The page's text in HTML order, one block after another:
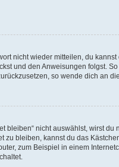
nicht wieder mitteilen, du
und den Anweisungen folgst.
so wende dich an
bleiben“ nicht auswählst, wirst
bleiben, kannst du das
zum Beispiel in einem